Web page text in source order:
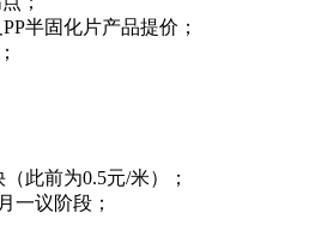
半固化片产品提价；
此前为0.5元/米）；
一议阶段；